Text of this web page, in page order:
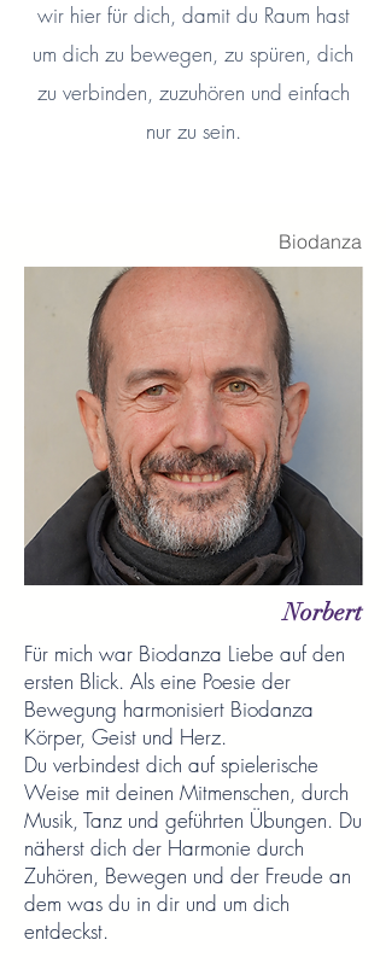
wir hier für dich, damit du Raum hast
um dich zu bewegen, zu spüren, dich
zu verbinden, zuzuhören und einfach
nur zu sein.
Biodanza
Norbert
Für mich war Biodanza Liebe auf den
ersten Blick. Als eine Poesie der
Bewegung harmonisiert Biodanza
Körper, Geist und Herz.
Du verbindest dich auf spielerische
Weise mit deinen Mitmenschen, durch
Musik, Tanz und geführten Übungen. Du
näherst dich der Harmonie durch
Zuhören, Bewegen und der Freude an
dem was du in dir und um dich
entdeckst.